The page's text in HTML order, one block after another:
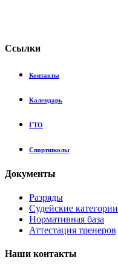
Сcылки
Контакты
Календарь
ГТО
Спортшколы
Документы
Разряды
Судейские категории
Нормативная база
Аттестация тренеров
Наши контакты